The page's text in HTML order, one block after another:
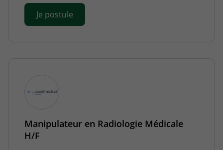
Je postule
Manipulateur en Radiologie Médicale
H/F